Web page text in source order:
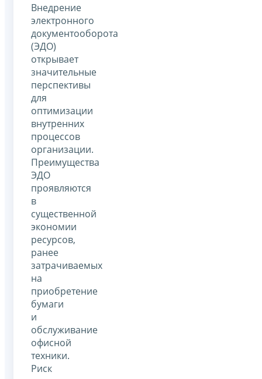
Внедрение
электронного
документооборота
(ЭДО)
открывает
значительные
перспективы
для
оптимизации
внутренних
процессов
организации.
Преимущества
ЭДО
проявляются
в
существенной
экономии
ресурсов,
ранее
затрачиваемых
на
приобретение
бумаги
и
обслуживание
офисной
техники.
Риск